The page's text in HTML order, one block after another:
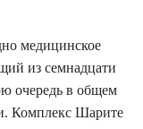
медицинское
из семнадцати
очередь в общем
Комплекс Шарите